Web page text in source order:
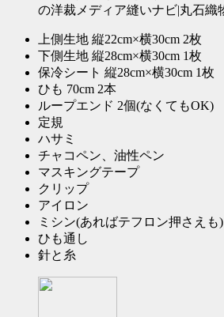
上側生地 縦22cm×横30cm 2枚
下側生地 縦28cm×横30cm 1枚
保冷シート 縦28cm×横30cm 1枚
ひも 70cm 2本
ループエンド 2個(なくてもOK)
定規
ハサミ
チャコペン、油性ペン
マスキングテープ
クリップ
アイロン
ミシン(あればテフロン押さえも)
ひも通し
針と糸